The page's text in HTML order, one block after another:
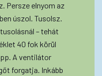
Persze elnyom az
úszol. Tusolsz.
– tehát
40 fok körül
A ventilátor
forgatja. Inkább